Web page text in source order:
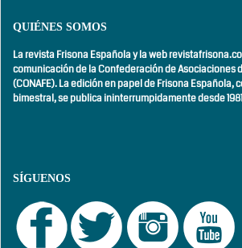
QUIÉNES SOMOS
La revista Frisona Española y la web
comunicación de la Confederación de Asociaciones
(CONAFE). La edición en papel de Frisona Española,
bimestral,se publica ininterrumpidamente desde
SÍGUENOS